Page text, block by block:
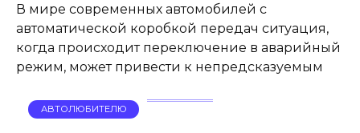
В мире современных автомобилей с
автоматической коробкой передач ситуация,
когда происходит переключение в аварийный
режим, может привести к непредсказуемым
АВТОЛЮБИТЕЛЮ